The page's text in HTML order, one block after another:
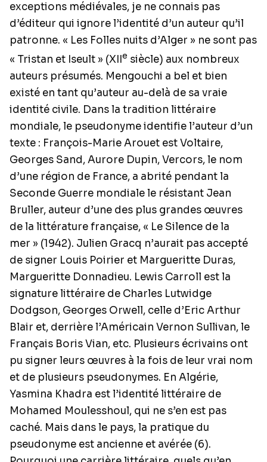
exceptions médiévales, je ne connais pas
d’éditeur qui ignore l’identité d’un auteur qu’il
patronne. « Les Folles nuits d’Alger » ne sont pas
« Tristan et Iseult » (XII e siècle) aux nombreux
auteurs présumés. Mengouchi a bel et bien
existé en tant qu’auteur au-delà de sa vraie
identité civile. Dans la tradition littéraire
mondiale, le pseudonyme identifie l’auteur d’un
texte : François-Marie Arouet est Voltaire,
Georges Sand, Aurore Dupin, Vercors, le nom
d’une région de France, a abrité pendant la
Seconde Guerre mondiale le résistant Jean
Bruller, auteur d’une des plus grandes œuvres
de la littérature française, « Le Silence de la
mer » (1942). Julien Gracq n’aurait pas accepté
de signer Louis Poirier et Margueritte Duras,
Margueritte Donnadieu. Lewis Carroll est la
signature littéraire de Charles Lutwidge
Dodgson, Georges Orwell, celle d’Eric Arthur
Blair et, derrière l’Américain Vernon Sullivan, le
Français Boris Vian, etc. Plusieurs écrivains ont
pu signer leurs œuvres à la fois de leur vrai nom
et de plusieurs pseudonymes. En Algérie,
Yasmina Khadra est l’identité littéraire de
Mohamed Moulesshoul, qui ne s’en est pas
caché. Mais dans le pays, la pratique du
pseudonyme est ancienne et avérée (6).